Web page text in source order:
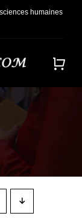
humaines